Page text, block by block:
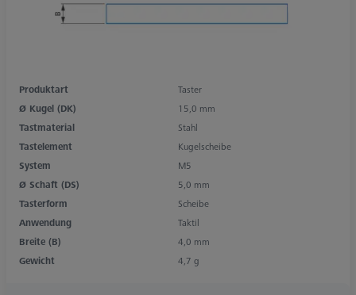
Produktart
Taster
Ø Kugel (DK)
15,0 mm
Tastmaterial
Stahl
Tastelement
Kugelscheibe
System
M5
Ø Schaft (DS)
5,0 mm
Tasterform
Scheibe
Anwendung
Taktil
Breite (B)
4,0 mm
Gewicht
4,7 g